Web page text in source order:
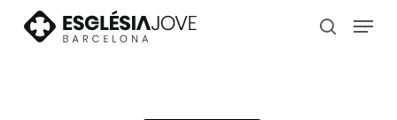
search
Menu